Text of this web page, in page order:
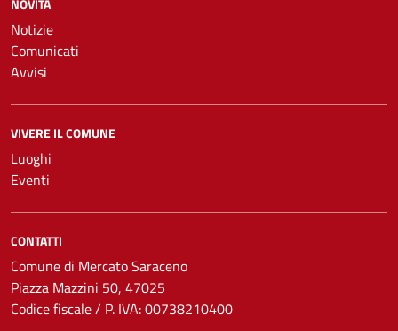
Notizie
Comunicati
Avvisi
VIVERE IL COMUNE
Luoghi
Eventi
CONTATTI
Comune di Mercato Saraceno
Piazza Mazzini 50, 47025
Codice fiscale / P. IVA: 00738210400